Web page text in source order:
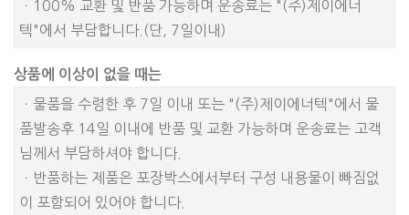
ㆍ100% 교환 및 반품 가능하며 운송료는 "(주)제이에너
텍"에서 부담합니다.(단, 7일이내)
상품에 이상이 없을 때는
ㆍ물품을 수령한 후 7일 이내 또는 "(주)제이에너텍"에서 물
품발송후 14일 이내에 반품 및 교환 가능하며 운송료는 고객
님께서 부담하셔야 합니다.
ㆍ반품하는 제품은 포장박스에서부터 구성 내용물이 빠짐없
이 포함되어 있어야 합니다.